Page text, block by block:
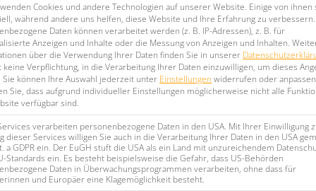
mit unserer
besticken– ganz individuell für
Cookies und andere Technologien auf unserer Website. Einige von ihnen
während andere uns helfen, diese Website und Ihre Erfahrung zu verbessern.
Daten können verarbeitet werden (z. B. IP-Adressen), z. B. für
Anzeigen und Inhalte oder die Messung von Anzeigen und Inhalten.
über die Verwendung Ihrer Daten finden Sie in unserer
keine Verpflichtung, in die Verarbeitung Ihrer Daten einzuwilligen, um dieses
Sie können Ihre Auswahl jederzeit unter Einstellungen widerrufen oder
Sie, dass aufgrund individueller Einstellungen möglicherweise nicht alle
verfügbar sind.
verarbeiten personenbezogene Daten in den USA. Mit Ihrer Einwilligung
dieser Services willigen Sie auch in die Verarbeitung Ihrer Daten in den USA
a GDPR ein. Der EuGH stuft die USA als ein Land mit unzureichendem
Standards ein. Es besteht beispielsweise die Gefahr, dass US-Behörden
Daten in Überwachungsprogrammen verarbeiten, ohne dass für
und Europäer eine Klagemöglichkeit besteht.